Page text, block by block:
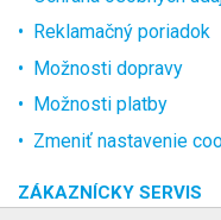
Reklamačný poriadok
Možnosti dopravy
Možnosti platby
Zmeniť nastavenie
ZÁKAZNÍCKY SERVIS